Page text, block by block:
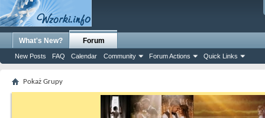
What's New? Forum
New Posts FAQ Calendar Community Forum Actions Quick Links
Pokaż Grupy